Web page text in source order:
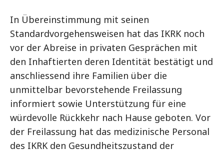
In Übereinstimmung mit seinen
Standardvorgehensweisen hat das IKRK noch
vor der Abreise in privaten Gesprächen mit
den Inhaftierten deren Identität bestätigt und
anschliessend ihre Familien über die
unmittelbar bevorstehende Freilassung
informiert sowie Unterstützung für eine
würdevolle Rückkehr nach Hause geboten. Vor
der Freilassung hat das medizinische Personal
des IKRK den Gesundheitszustand der